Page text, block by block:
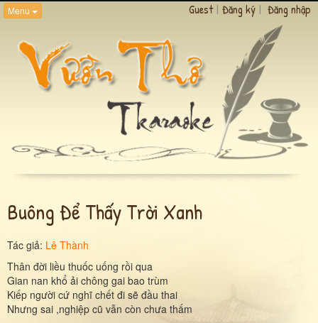
Menu Guest | Đăng ký | Đăng nhập
Buông Để Thấy Trời Xanh
Tác giả: Lê Thành
Thân đời liều thuốc uống rồi qua
Gian nan khổ ải chông gai bao trùm
Kiếp người cứ nghĩ chết đi sẽ đầu thai
Nhưng sai ,nghiệp cũ vẫn còn chưa thấm